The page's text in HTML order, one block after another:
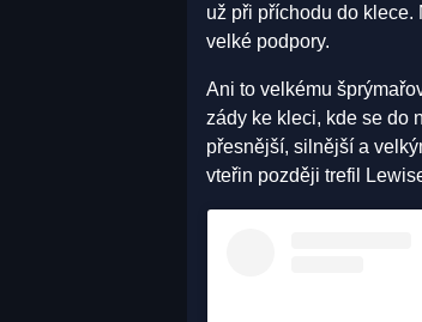
už při příchodu do
velké podpory.
Ani to velkému
zády ke kleci, kde se do
přesnější, silnější a
vteřin později trefil